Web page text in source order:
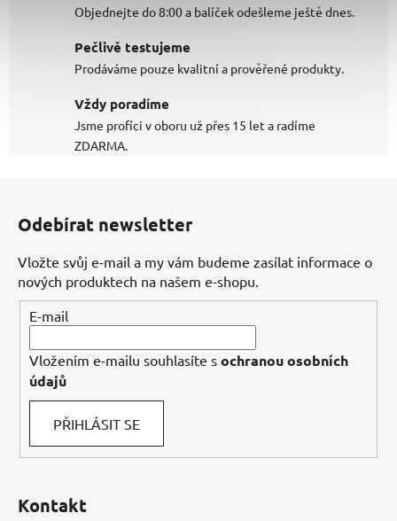
Objednejte do 8:00 a balíček odešleme ještě dnes.
Pečlivě testujeme
Prodáváme pouze kvalitní a prověřené produkty.
Vždy poradíme
Jsme profíci v oboru už přes 15 let a radíme
ZDARMA.
Odebírat newsletter
Vložte svůj e-mail a my vám budeme zasílat informace o
nových produktech na našem e-shopu.
E-mail
Vložením e-mailu souhlasíte s ochranou osobních
údajů
PŘIHLÁSIT SE
Kontakt